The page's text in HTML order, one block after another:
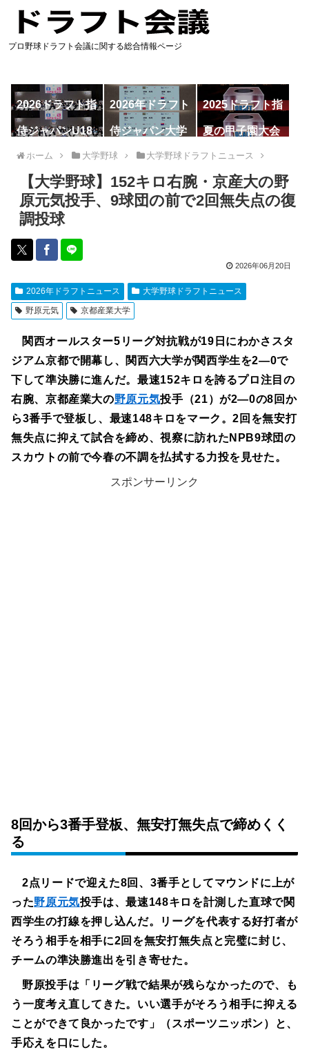
プロ野球ドラフト会議に関する総合情報ページ
2026ドラフト指
名予想
2026年ドラフト
候補
2025ドラフト指
名一覧
侍ジャパンU18
代表
侍ジャパン大学
代表
夏の甲子園大会
ホーム 大学野球 大学野球ドラフトニュース
【大学野球】152キロ右腕・京産大の野
原元気投手、9球団の前で2回無失点の復
調投球
2026年06月20日
2026年ドラフトニュース
大学野球ドラフトニュース
野原元気
京都産業大学
関西オールスター5リーグ対抗戦が19日にわかさスタ
ジアム京都で開幕し、関西六大学が関西学生を2―0で
下して準決勝に進んだ。最速152キロを誇るプロ注目の
右腕、京都産業大の野原元気投手（21）が2―0の8回か
ら3番手で登板し、最速148キロをマーク。2回を無安打
無失点に抑えて試合を締め、視察に訪れたNPB9球団の
スカウトの前で今春の不調を払拭する力投を見せた。
スポンサーリンク
8回から3番手登板、無安打無失点で締めくく
る
2点リードで迎えた8回、3番手としてマウンドに上が
った野原元気投手は、最速148キロを計測した直球で関
西学生の打線を押し込んだ。リーグを代表する好打者が
そろう相手を相手に2回を無安打無失点と完璧に封じ、
チームの準決勝進出を引き寄せた。
野原投手は「リーグ戦で結果が残らなかったので、も
う一度考え直してきた。いい選手がそろう相手に抑える
ことができて良かったです」（スポーツニッポン）と、
手応えを口にした。